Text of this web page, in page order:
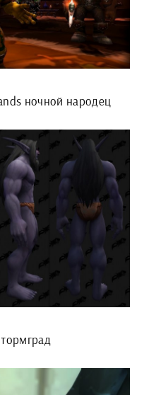
ночной народец